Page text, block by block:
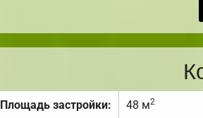
Площадь застройки: 48 м2